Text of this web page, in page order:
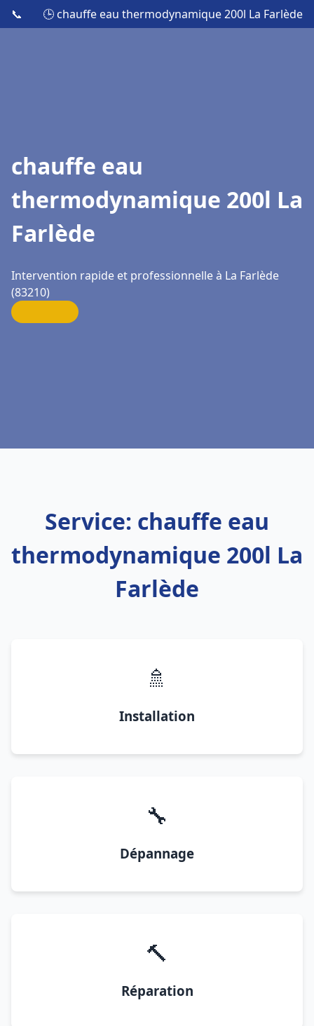
📞 🕒 chauffe eau thermodynamique 200l La Farlède
chauffe eau
thermodynamique 200l La
Farlède
Intervention rapide et professionnelle à La Farlède
(83210)
Service: chauffe eau
thermodynamique 200l La
Farlède
🚿
Installation
🔧
Dépannage
🔨
Réparation